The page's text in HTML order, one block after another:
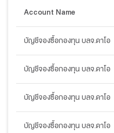
Account Name
บัญชีจองซื้อกองทุน บลจ.ดาโอ
บัญชีจองซื้อกองทุน บลจ.ดาโอ
บัญชีจองซื้อกองทุน บลจ.ดาโอ
บัญชีจองซื้อกองทุน บลจ.ดาโอ